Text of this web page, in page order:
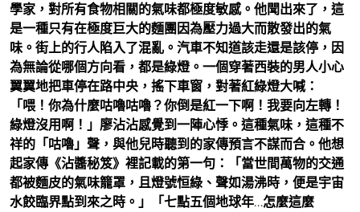
學家，對所有食物相關的氣味都極度敏感。他聞出來了，這
是一種只有在極度巨大的麵團因為壓力過大而散發出的氣
味。街上的行人陷入了混亂。汽車不知道該走還是該停，因
為無論從哪個方向看，都是綠燈。一個穿著西裝的男人小心
翼翼地把車停在路中央，搖下車窗，對著紅綠燈大喊：
「喂！你為什麼咕嚕咕嚕？你倒是紅一下啊！我要向左轉！
綠燈沒用啊！」廖沾沾感覺到一陣心悸。這種氣味，這種不
祥的「咕嚕」聲，與他兒時聽到的家傳預言不謀而合。他想
起家傳《沾醬秘笈》裡記載的第一句：「當世間萬物的交通
都被麵皮的氣味籠罩，且燈號恒綠、聲如湯沸時，便是宇宙
水餃臨界點到來之時。」「七點五個地球年…怎麼這麼